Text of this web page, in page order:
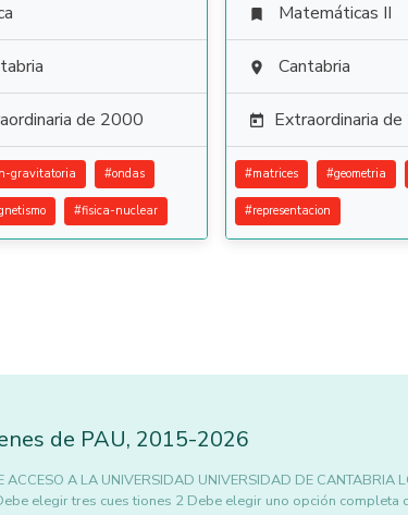
de 2000
gravitatoria #ondas
#fisica-nuclear
 Matemáticas II
 Cantabria
 Extraordinaria
#matrices #geometria
#representacion
de PAU, 2015-2026
ACCESO A LA UNIVERSIDAD UNIVERSIDAD DE CANTABRIA
elegir tres cues tiones 2 Debe elegir uno opción completa